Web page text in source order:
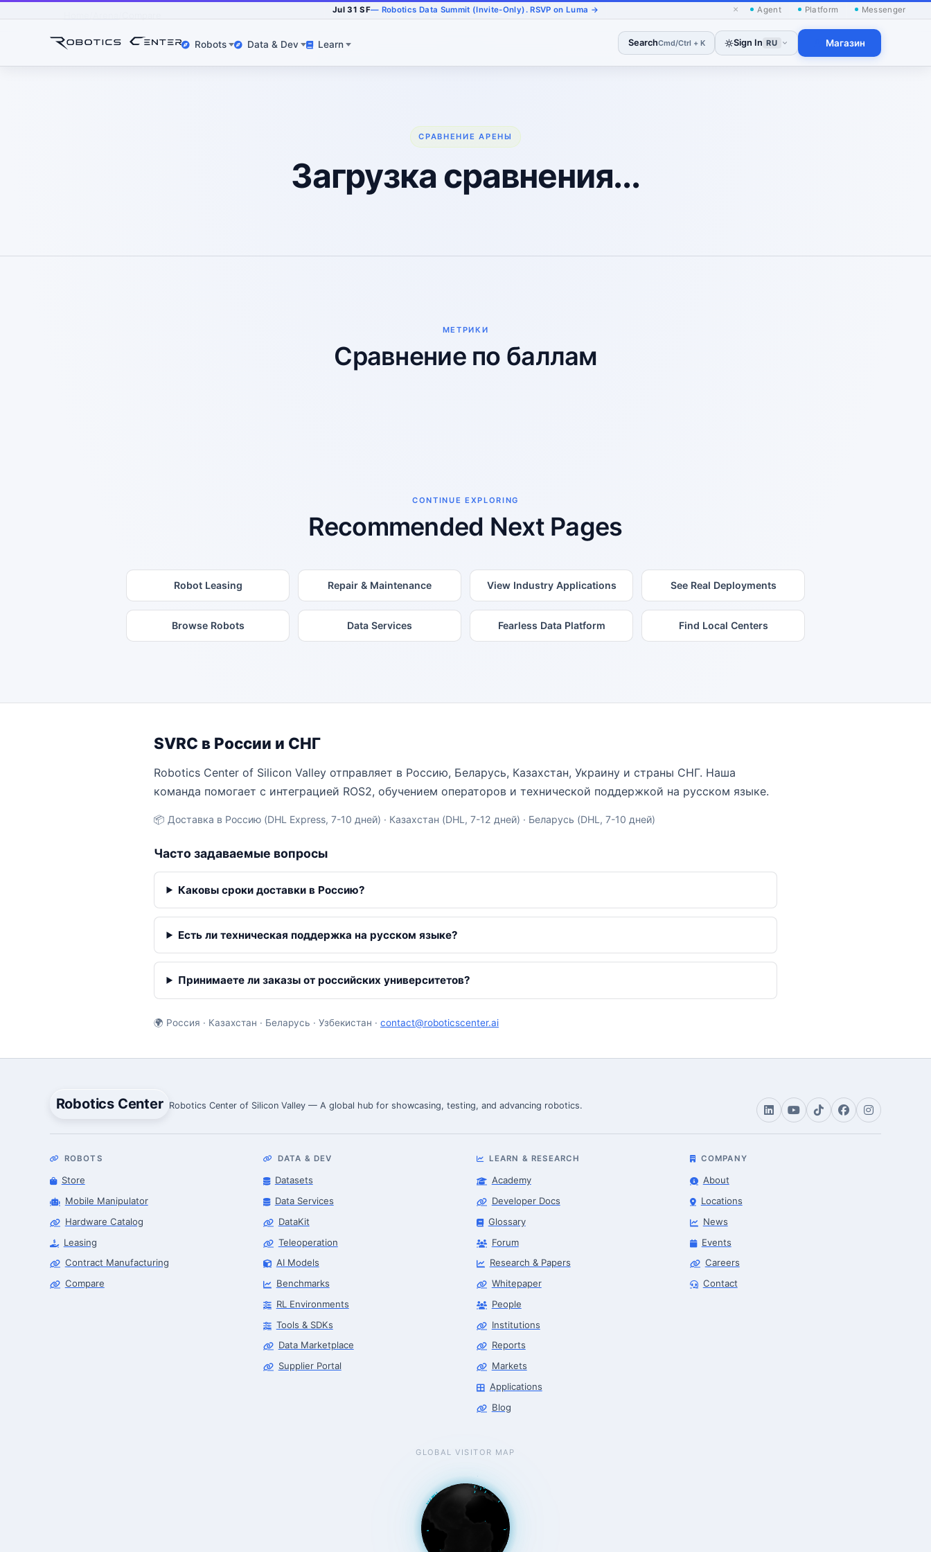
Jul 31 SF— Robotics Data Summit (Invite-Only). RSVP on Luma → × Agent Platform Messenger
Robots Data & Dev Learn SearchCmd/Ctrl + K Sign In RU Магазин
СРАВНЕНИЕ АРЕНЫ
Загрузка сравнения...
МЕТРИКИ
Сравнение по баллам
CONTINUE EXPLORING
Recommended Next Pages
Robot Leasing Repair & Maintenance View Industry Applications See Real Deployments
Browse Robots Data Services Fearless Data Platform Find Local Centers
SVRC в России и СНГ
Robotics Center of Silicon Valley отправляет в Россию, Беларусь, Казахстан, Украину и страны СНГ. Наша
команда помогает с интеграцией ROS2, обучением операторов и технической поддержкой на русском языке.
📦 Доставка в Россию (DHL Express, 7-10 дней) · Казахстан (DHL, 7-12 дней) · Беларусь (DHL, 7-10 дней)
Часто задаваемые вопросы
Каковы сроки доставки в Россию?
Есть ли техническая поддержка на русском языке?
Принимаете ли заказы от российских университетов?
🌍 Россия · Казахстан · Беларусь · Узбекистан · contact@roboticscenter.ai
Robotics Center Robotics Center of Silicon Valley — A global hub for showcasing, testing, and advancing robotics.
ROBOTS
Store
Mobile Manipulator
Hardware Catalog
Leasing
Contract Manufacturing
Compare
DATA & DEV
Datasets
Data Services
DataKit
Teleoperation
AI Models
Benchmarks
RL Environments
Tools & SDKs
Data Marketplace
Supplier Portal
LEARN & RESEARCH
Academy
Developer Docs
Glossary
Forum
Research & Papers
Whitepaper
People
Institutions
Reports
Markets
Applications
Blog
COMPANY
About
Locations
News
Events
Careers
Contact
GLOBAL VISITOR MAP
Robotics Center of Silicon Valley · select